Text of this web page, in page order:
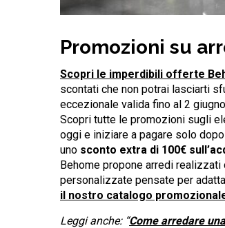
Promozioni su
Scopri le imperdibili offerte
scontati che non potrai lasciarti
eccezionale valida fino al 2
Scopri tutte le promozioni sugli
oggi e iniziare a pagare solo
uno sconto extra di 100€
Behome propone arredi
personalizzate pensate per
il nostro catalogo
Leggi anche: “Come arredare